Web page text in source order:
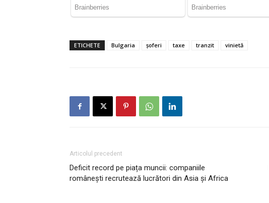
ETICHETE Bulgaria șoferi taxe tranzit vinietă
Articolul precedent
Deficit record pe piața muncii: companiile
românești recrutează lucrători din Asia și Africa